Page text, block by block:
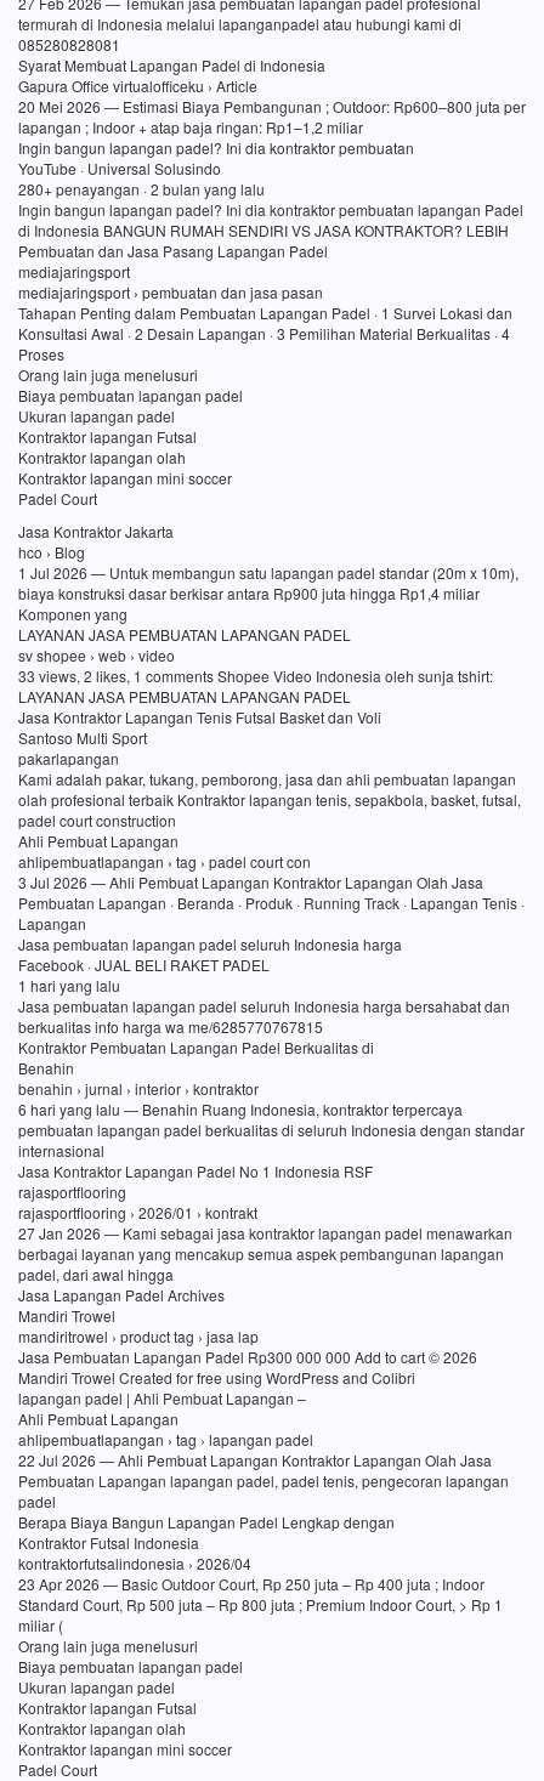
termurah di Indonesia melalui lapanganpadel atau hubungi kami di
085280828081
Syarat Membuat Lapangan Padel di Indonesia
Gapura Office virtualofficeku › Article
20 Mei 2026 — Estimasi Biaya Pembangunan ; Outdoor: Rp600–800 juta per
lapangan ; Indoor + atap baja ringan: Rp1–1,2 miliar
Ingin bangun lapangan padel? Ini dia kontraktor pembuatan
YouTube · Universal Solusindo
280+ penayangan · 2 bulan yang lalu
Ingin bangun lapangan padel? Ini dia kontraktor pembuatan lapangan Padel
di Indonesia BANGUN RUMAH SENDIRI VS JASA KONTRAKTOR? LEBIH
Pembuatan dan Jasa Pasang Lapangan Padel
mediajaringsport
mediajaringsport › pembuatan dan jasa pasan
Tahapan Penting dalam Pembuatan Lapangan Padel · 1 Survei Lokasi dan
Konsultasi Awal · 2 Desain Lapangan · 3 Pemilihan Material Berkualitas · 4
Proses
Orang lain juga menelusuri
Biaya pembuatan lapangan padel
Ukuran lapangan padel
Kontraktor lapangan Futsal
Kontraktor lapangan olah
Kontraktor lapangan mini soccer
Padel Court
Jasa Kontraktor Jakarta
hco › Blog
1 Jul 2026 — Untuk membangun satu lapangan padel standar (20m x 10m),
biaya konstruksi dasar berkisar antara Rp900 juta hingga Rp1,4 miliar
Komponen yang
LAYANAN JASA PEMBUATAN LAPANGAN PADEL
sv shopee › web › video
33 views, 2 likes, 1 comments Shopee Video Indonesia oleh sunja tshirt:
LAYANAN JASA PEMBUATAN LAPANGAN PADEL
Jasa Kontraktor Lapangan Tenis Futsal Basket dan Voli
Santoso Multi Sport
pakarlapangan
Kami adalah pakar, tukang, pemborong, jasa dan ahli pembuatan lapangan
olah profesional terbaik Kontraktor lapangan tenis, sepakbola, basket, futsal,
padel court construction
Ahli Pembuat Lapangan
ahlipembuatlapangan › tag › padel court con
3 Jul 2026 — Ahli Pembuat Lapangan Kontraktor Lapangan Olah Jasa
Pembuatan Lapangan · Beranda · Produk · Running Track · Lapangan Tenis ·
Lapangan
Jasa pembuatan lapangan padel seluruh Indonesia harga
Facebook · JUAL BELI RAKET PADEL
1 hari yang lalu
Jasa pembuatan lapangan padel seluruh Indonesia harga bersahabat dan
berkualitas info harga wa me/6285770767815
Kontraktor Pembuatan Lapangan Padel Berkualitas di
Benahin
benahin › jurnal › interior › kontraktor
6 hari yang lalu — Benahin Ruang Indonesia, kontraktor terpercaya
pembuatan lapangan padel berkualitas di seluruh Indonesia dengan standar
internasional
Jasa Kontraktor Lapangan Padel No 1 Indonesia RSF
rajasportflooring
rajasportflooring › 2026/01 › kontrakt
27 Jan 2026 — Kami sebagai jasa kontraktor lapangan padel menawarkan
berbagai layanan yang mencakup semua aspek pembangunan lapangan
padel, dari awal hingga
Jasa Lapangan Padel Archives
Mandiri Trowel
mandiritrowel › product tag › jasa lap
Jasa Pembuatan Lapangan Padel Rp300 000 000 Add to cart © 2026
Mandiri Trowel Created for free using WordPress and Colibri
lapangan padel | Ahli Pembuat Lapangan –
Ahli Pembuat Lapangan
ahlipembuatlapangan › tag › lapangan padel
22 Jul 2026 — Ahli Pembuat Lapangan Kontraktor Lapangan Olah Jasa
Pembuatan Lapangan lapangan padel, padel tenis, pengecoran lapangan
padel
Berapa Biaya Bangun Lapangan Padel Lengkap dengan
Kontraktor Futsal Indonesia
kontraktorfutsalindonesia › 2026/04
23 Apr 2026 — Basic Outdoor Court, Rp 250 juta – Rp 400 juta ; Indoor
Standard Court, Rp 500 juta – Rp 800 juta ; Premium Indoor Court, > Rp 1
miliar (
Orang lain juga menelusuri
Biaya pembuatan lapangan padel
Ukuran lapangan padel
Kontraktor lapangan Futsal
Kontraktor lapangan olah
Kontraktor lapangan mini soccer
Padel Court